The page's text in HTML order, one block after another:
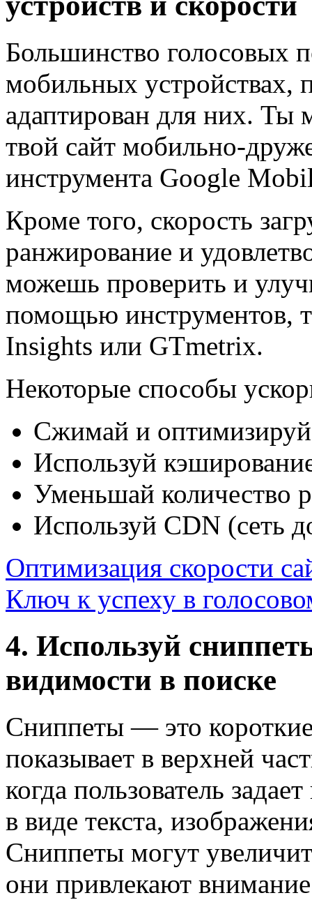
Большинство голосовых
мобильных устройствах,
адаптирован для них. Ты
твой сайт мобильно-
инструмента Google
Кроме того, скорость
ранжирование и
можешь проверить и
помощью инструментов,
Insights или GTmetrix.
Некоторые способы
Сжимай и
Используй
Уменьшай количество
Используй CDN (сеть
Оптимизация скорости
Ключ к успеху в
4. Используй
видимости в поиске
Сниппеты — это
показывает в верхней
когда пользователь
в виде текста,
Сниппеты могут
они привлекают